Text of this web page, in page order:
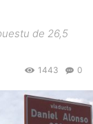
de 26,5
0
1443